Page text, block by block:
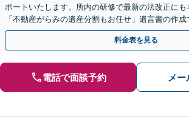
ポートいたします。所内の研修で最新の法改正に
「不動産がらみの遺産分割もお任せ」遺言書の作
策をおこないましょう【夜間・休日面談可】
料金表を見る
電話で面談予約 メ